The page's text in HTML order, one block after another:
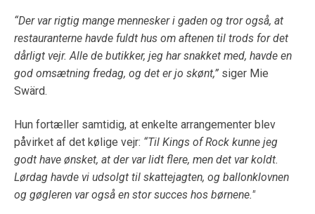
“Der var rigtig mange mennesker i gaden og tror også, at
restauranterne havde fuldt hus om aftenen til trods for det
dårligt vejr. Alle de butikker, jeg har snakket med, havde en
god omsætning fredag, og det er jo skønt,” siger Mie
Swärd.
Hun fortæller samtidig, at enkelte arrangementer blev
påvirket af det kølige vejr: “Til Kings of Rock kunne jeg
godt have ønsket, at der var lidt flere, men det var koldt.
Lørdag havde vi udsolgt til skattejagten, og ballonklovnen
og gøgleren var også en stor succes hos børnene."